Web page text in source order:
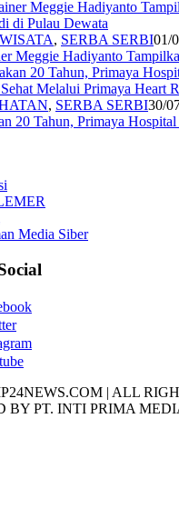
, SERBA SERBI01/
Meggie Hadiyanto
, SERBA SERBI30/
20 Tahun, Primaya
Media Siber
| ALL
BY PT. INTI PRIMA